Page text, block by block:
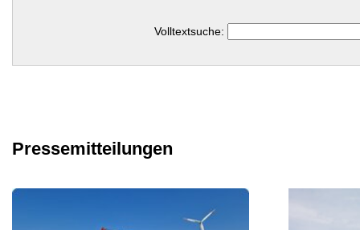
Volltextsuche:
Pressemitteilungen